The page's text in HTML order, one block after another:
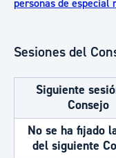
personas de especial
Sesiones del
Siguiente
Consejo
No se ha fijado
del siguiente